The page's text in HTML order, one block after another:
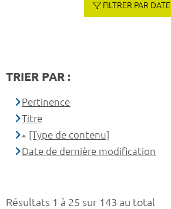
Résultats 1 à 25 sur 143 au total
FILTRER PAR DATE
TRIER PAR :
Pertinence
Titre
[Type de contenu]
Date de dernière modification